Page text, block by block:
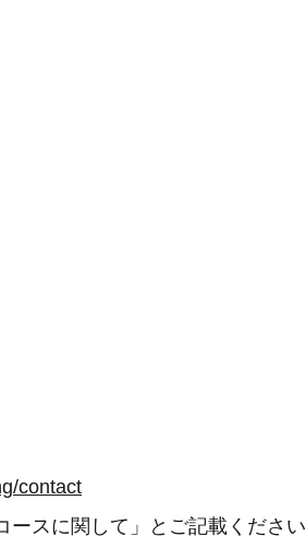
contact
スに関して」とご記載ください